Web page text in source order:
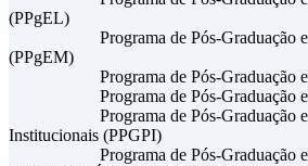
(PPgEL)
Programa de Pós-Graduação
(PPgEM)
Programa de Pós-
Programa de Pós-Graduação
Programa de Pós-Graduação
Institucionais (PPGPI)
Programa de Pós-Graduação